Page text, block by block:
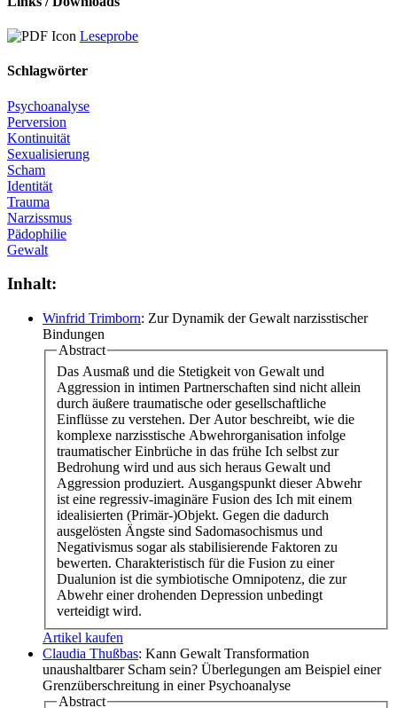
Leseprobe
Schlagwörter
Psychoanalyse
Perversion
Kontinuität
Sexualisierung
Scham
Identität
Trauma
Narzissmus
Pädophilie
Gewalt
Inhalt:
Winfrid Trimborn: Zur Dynamik der Gewalt narzisstischer
Bindungen
Abstract
Das Ausmaß und die Stetigkeit von Gewalt und
Aggression in intimen Partnerschaften sind nicht allein
durch äußere traumatische oder gesellschaftliche
Einflüsse zu verstehen. Der Autor beschreibt, wie die
komplexe narzisstische Abwehrorganisation infolge
traumatischer Einbrüche in das frühe Ich selbst zur
Bedrohung wird und aus sich heraus Gewalt und
Aggression produziert. Ausgangspunkt dieser Abwehr
ist eine regressiv-imaginäre Fusion des Ich mit einem
idealisierten (Primär-)Objekt. Gegen die dadurch
ausgelösten Ängste sind Sadomasochismus und
Negativismus sogar als stabilisierende Faktoren zu
bewerten. Charakteristisch für die Fusion zu einer
Dualunion ist die symbiotische Omnipotenz, die zur
Abwehr einer drohenden Depression unbedingt
verteidigt wird.
Artikel kaufen
Claudia Thußbas: Kann Gewalt Transformation
unaushaltbarer Scham sein? Überlegungen am Beispiel einer
Grenzüberschreitung in einer Psychoanalyse
Abstract